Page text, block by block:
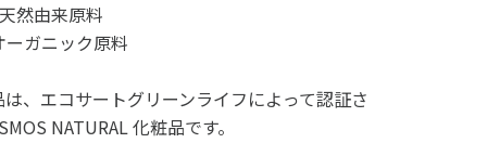
然由来原料
ーガニック原料
は、エコサートグリーンライフによって認証さ
NATURAL 化粧品です。